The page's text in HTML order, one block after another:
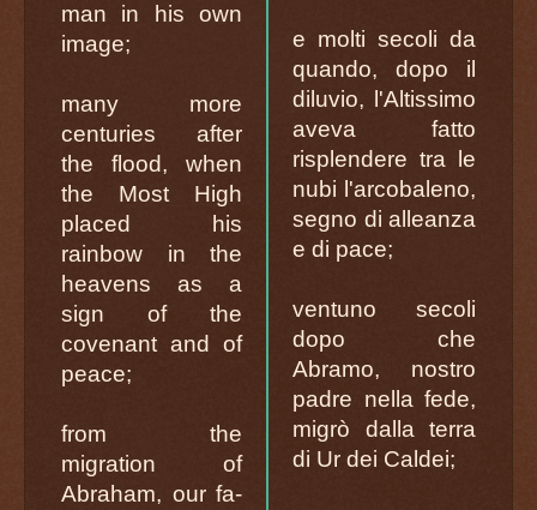
man in his own
image;
many more
centuries after
the flood, when
the Most High
placed his
rainbow in the
heavens as a
sign of the
covenant and of
peace;
from the
migration of
Abraham, our fa-
e molti secoli da
quando, dopo il
diluvio, l'Altissimo
aveva fatto
risplendere tra le
nubi l'arcobaleno,
segno di alleanza
e di pace;
ventuno secoli
dopo che
Abramo, nostro
padre nella fede,
migrò dalla terra
di Ur dei Caldei;